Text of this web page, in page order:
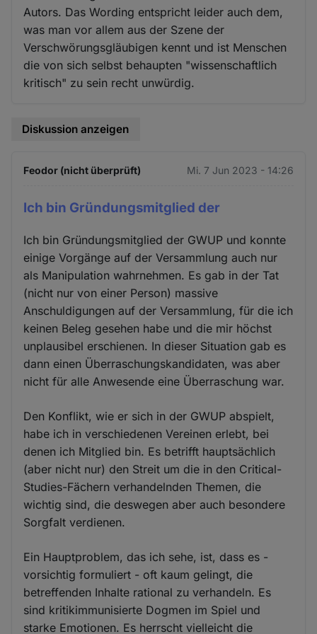
Autors. Das Wording entspricht leider auch dem,
was man vor allem aus der Szene der
Verschwörungsgläubigen kennt und ist Menschen
die von sich selbst behaupten "wissenschaftlich
kritisch" zu sein recht unwürdig.
Diskussion anzeigen
Feodor (nicht überprüft) Mi. 7 Jun 2023 - 14:26
Ich bin Gründungsmitglied der
Ich bin Gründungsmitglied der GWUP und konnte
einige Vorgänge auf der Versammlung auch nur
als Manipulation wahrnehmen. Es gab in der Tat
(nicht nur von einer Person) massive
Anschuldigungen auf der Versammlung, für die ich
keinen Beleg gesehen habe und die mir höchst
unplausibel erschienen. In dieser Situation gab es
dann einen Überraschungskandidaten, was aber
nicht für alle Anwesende eine Überraschung war.
Den Konflikt, wie er sich in der GWUP abspielt,
habe ich in verschiedenen Vereinen erlebt, bei
denen ich Mitglied bin. Es betrifft hauptsächlich
(aber nicht nur) den Streit um die in den Critical-
Studies-Fächern verhandelnden Themen, die
wichtig sind, die deswegen aber auch besondere
Sorgfalt verdienen.
Ein Hauptproblem, das ich sehe, ist, dass es -
vorsichtig formuliert - oft kaum gelingt, die
betreffenden Inhalte rational zu verhandeln. Es
sind kritikimmunisierte Dogmen im Spiel und
starke Emotionen. Es herrscht vielleicht die